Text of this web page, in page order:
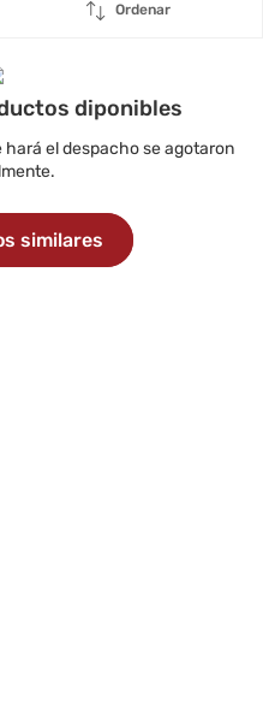
Ordenar
diponibles
hará el despacho se agotaron
similares